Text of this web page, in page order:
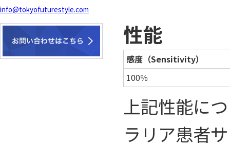
性能
感度（Sensitivity）
100％
上記性能に
ラリア患者
info@tokyofuturestyle.com